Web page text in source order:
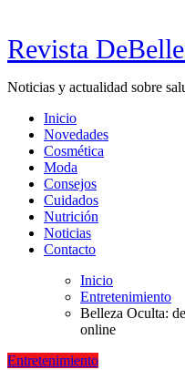
Revista
Noticias y actualidad sobre
Inicio
Novedades
Cosmética
Moda
Consejos
Cuidados
Nutrición
Noticias
Contacto
Inicio
Entretenimiento
Belleza Oculta:
online
Entretenimiento